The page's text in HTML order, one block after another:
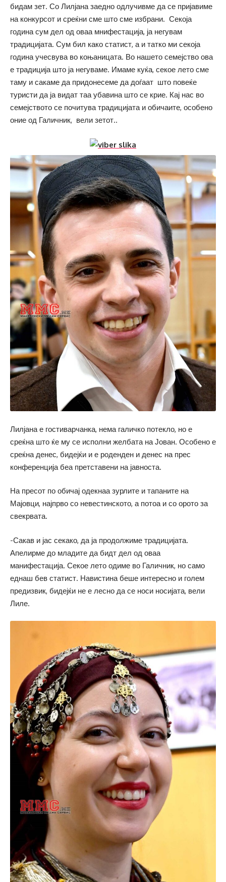
бидам зет. Со Лилјана заедно одлучивме да се пријавиме
на конкурсот и среќни сме што сме избрани. Секоја
година сум дел од оваа мнифестација, ја негувам
традицијата. Сум бил како статист, а и татко ми секоја
година учесвува во коњаницата. Во нашето семејство ова
е традиција што ја негуваме. Имаме куќа, секое лето сме
таму и сакаме да придонесеме да доѓаат што повеќе
туристи да ја видат таа убавина што се крие. Кај нас во
семејството се почитува традицијата и обичаите, особено
оние од Галичник, вели зетот..
Лилјана е гостиварчанка, нема галичко потекло, но е
среќна што ќе му се исполни желбата на Јован. Особено е
среќна денес, бидејќи и е роденден и денес на прес
конференција беа претставени на јавноста.
На пресот по обичај одекнаа зурлите и тапаните на
Мајовци, најпрво со невестинското, а потоа и со орото за
свекрвата.
-Сакав и јас секако, да ја продолжиме традицијата.
Апелирме до младите да бидт дел од оваа
манифестација. Секое лето одиме во Галичник, но само
еднаш бев статист. Навистина беше интересно и голем
предизвик, бидејќи не е лесно да се носи носијата, вели
Лиле.